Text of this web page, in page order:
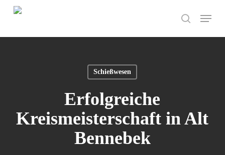
Skip
search
Menu
Schießwesen
Erfolgreiche
Kreismeisterschaft in Alt
Bennebek